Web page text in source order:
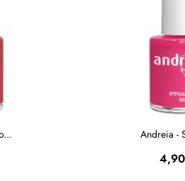
Andreia -